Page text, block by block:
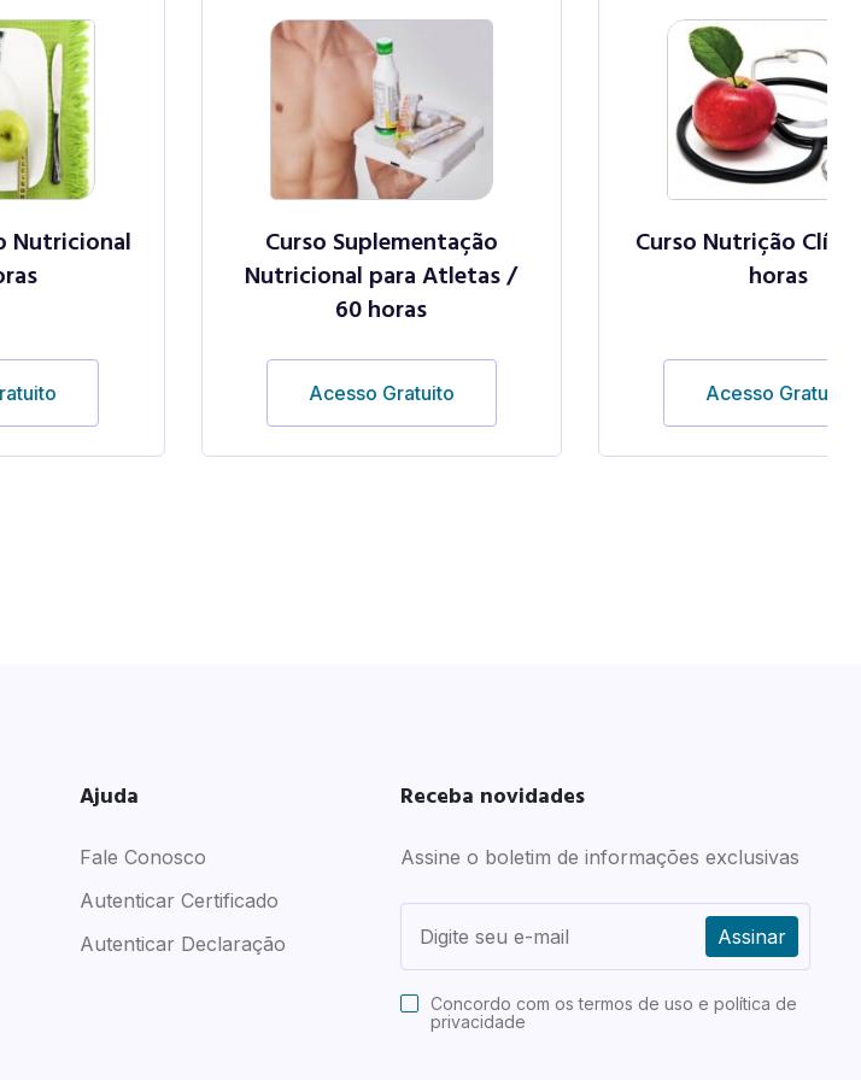
Curso Suplementação
Nutricional para Atletas /
Acesso Gratuito
Curso Nutrição Clínica / 60
Acesso Gratuito
Ajuda
Fale Conosco
Autenticar Certificado
Autenticar Declaração
Receba novidades
Assine o boletim de informações exclusivas
Assinar
Concordo com ostermos de uso e política de
privacidade